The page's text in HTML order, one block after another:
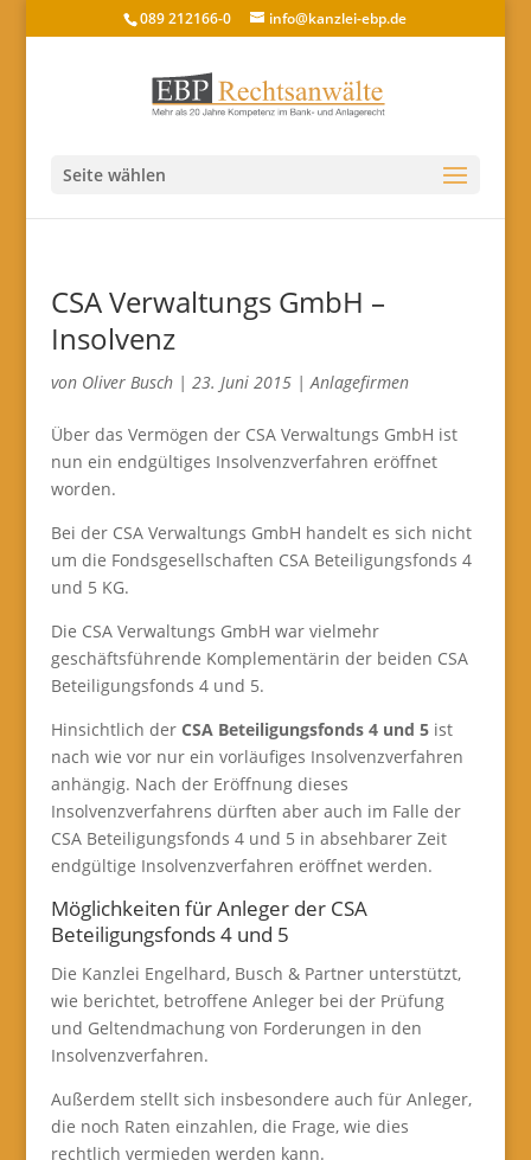
089 212166-0 info@kanzlei-ebp.de
Seite wählen
CSA Verwaltungs GmbH –
Insolvenz
von Oliver Busch| 23. Juni 2015|Anlagefirmen
Über das Vermögen der CSA Verwaltungs GmbH ist
nun ein endgültiges Insolvenzverfahren eröffnet
worden.
Bei der CSA Verwaltungs GmbH handelt es sich nicht
um die Fondsgesellschaften CSA Beteiligungsfonds 4
und 5 KG.
Die CSA Verwaltungs GmbH war vielmehr
geschäftsführende Komplementärin der beiden CSA
Beteiligungsfonds 4 und 5.
Hinsichtlich der CSA Beteiligungsfonds 4 und 5ist
nach wie vor nur ein vorläufiges Insolvenzverfahren
anhängig. Nach der Eröffnung dieses
Insolvenzverfahrens dürften aber auch im Falle der
CSA Beteiligungsfonds 4 und 5 in absehbarer Zeit
endgültige Insolvenzverfahren eröffnet werden.
Möglichkeiten für Anleger der CSA
Beteiligungsfonds 4 und 5
Die Kanzlei Engelhard, Busch & Partner unterstützt,
wie berichtet, betroffene Anleger bei der Prüfung
und Geltendmachung von Forderungen in den
Insolvenzverfahren.
Außerdem stellt sich insbesondere auch für Anleger,
die noch Raten einzahlen, die Frage, wie dies
rechtlich vermieden werden kann.